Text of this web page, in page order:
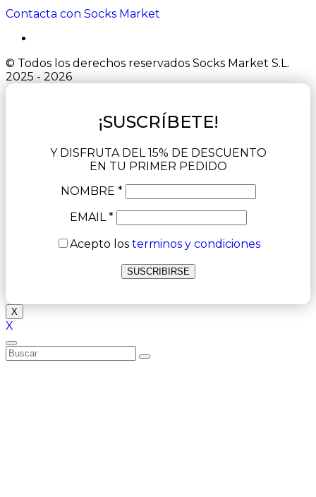
Contacta con Socks Market
© Todos los derechos reservados Socks Market S.L.
2025 - 2026
¡SUSCRÍBETE!
Y DISFRUTA DEL 15% DE DESCUENTO
EN TU PRIMER PEDIDO
NOMBRE *
EMAIL *
Acepto los terminos y condiciones
X
X